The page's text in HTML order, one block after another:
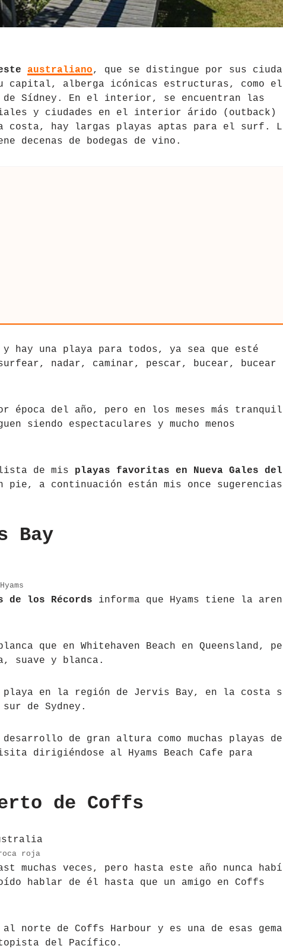
australiano, que se distingue por sus
capital, alberga icónicas estructuras, como el
de Sídney. En el interior, se encuentran las
y ciudades en el interior árido (outback)
costa, hay largas playas aptas para el surf.
de bodegas de vino.
y hay una playa para todos, ya sea que esté
nadar, caminar, pescar, bucear, bucear
del año, pero en los meses más
siendo espectaculares y mucho menos
lista de mis playas favoritas en Nueva Gales del
pie, a continuación están mis once sugerencias
Bay
de los Récords informa que Hyams tiene la
que en Whitehaven Beach en Queensland,
suave y blanca.
playa en la región de Jervis Bay, en la costa
de Sydney.
de gran altura como muchas playas
dirigiéndose al Hyams Beach Cafe para
de Coffs
roja
muchas veces, pero hasta este año nunca
hablar de él hasta que un amigo en Coffs
norte de Coffs Harbour y es una de esas
del Pacífico.